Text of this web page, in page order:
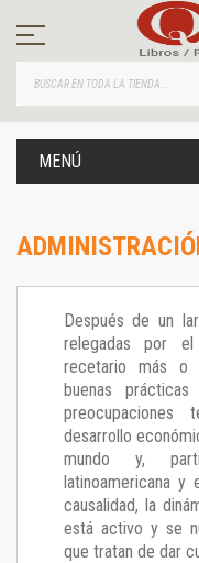
contenido
MENÚ
Después de un
relegadas por
recetario más o
buenas
desarrollo
mundo y,
latinoamericana y
causalidad, la
está activo y se
que tratan de dar